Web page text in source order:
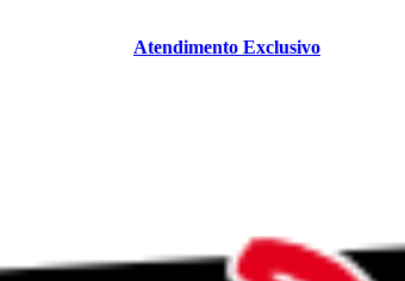
Atendimento Exclusivo